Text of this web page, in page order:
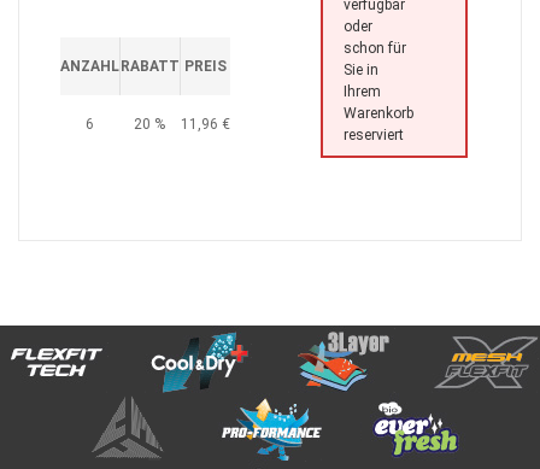
ANZAHL RABATT PREIS
6 20 % 11,96 €
verfügbar
oder
schon für
Sie in
Ihrem
Warenkorb
reserviert